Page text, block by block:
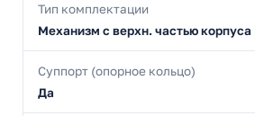
Тип комплектации
Механизм с верхн. частью корпуса
Суппорт (опорное кольцо)
Да